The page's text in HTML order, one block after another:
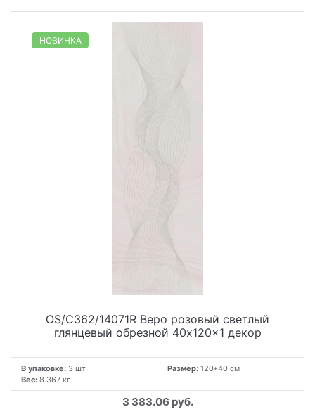
НОВИНКА
OS/C362/14071R Веро розовый светлый
глянцевый обрезной 40x120x1 декор
В упаковке: 3 шт Размер: 120*40 см
Вес: 8.367 кг
3 383.06 руб.